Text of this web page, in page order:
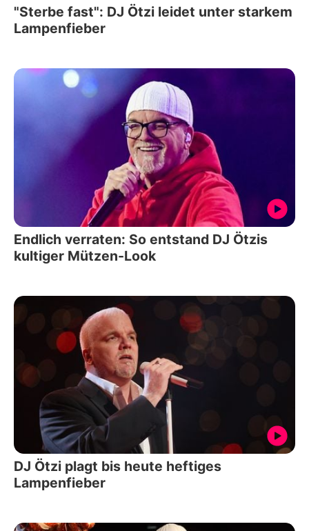
"Sterbe fast": DJ Ötzi leidet unter starkem
Lampenfieber
Endlich verraten: So entstand DJ Ötzis
kultiger Mützen-Look
DJ Ötzi plagt bis heute heftiges
Lampenfieber